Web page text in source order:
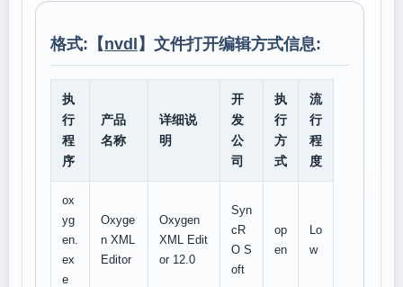
格式:【nvdl 】文件打开编辑方式信息:
执
行
程
序
产品
名称
详细说
明
开
发
公
司
执
行
方
式
流
行
程
度
ox
yg
en.
ex
e
Oxyge
n XML
Editor
Oxygen
XML Edit
or 12.0
Syn
cR
O S
oft
op
en
Lo
w